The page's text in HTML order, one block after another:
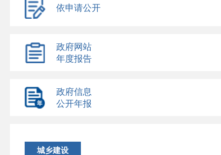
依申请公开
政府网站
年度报告
政府信息
公开年报
城乡建设